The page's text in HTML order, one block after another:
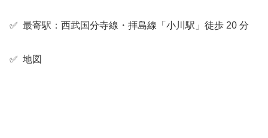
✅ 最寄駅：西武国分寺線・拝島線「小川駅」徒歩 20 分
✅ 地図